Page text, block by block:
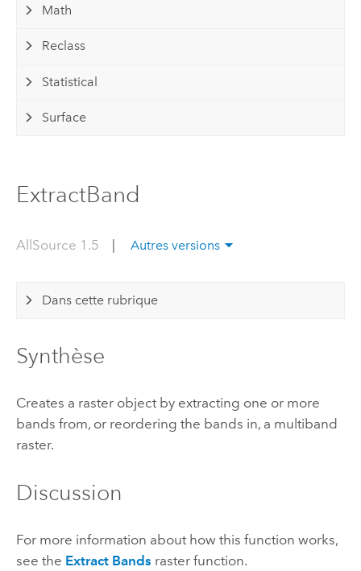
Math
Reclass
Statistical
Surface
ExtractBand
AllSource 1.5 Autres versions
Dans cette rubrique
Synthèse
Creates a raster object by extracting one or more
bands from, or reordering the bands in, a multiband
raster.
Discussion
For more information about how this function works,
see the Extract Bands raster function.